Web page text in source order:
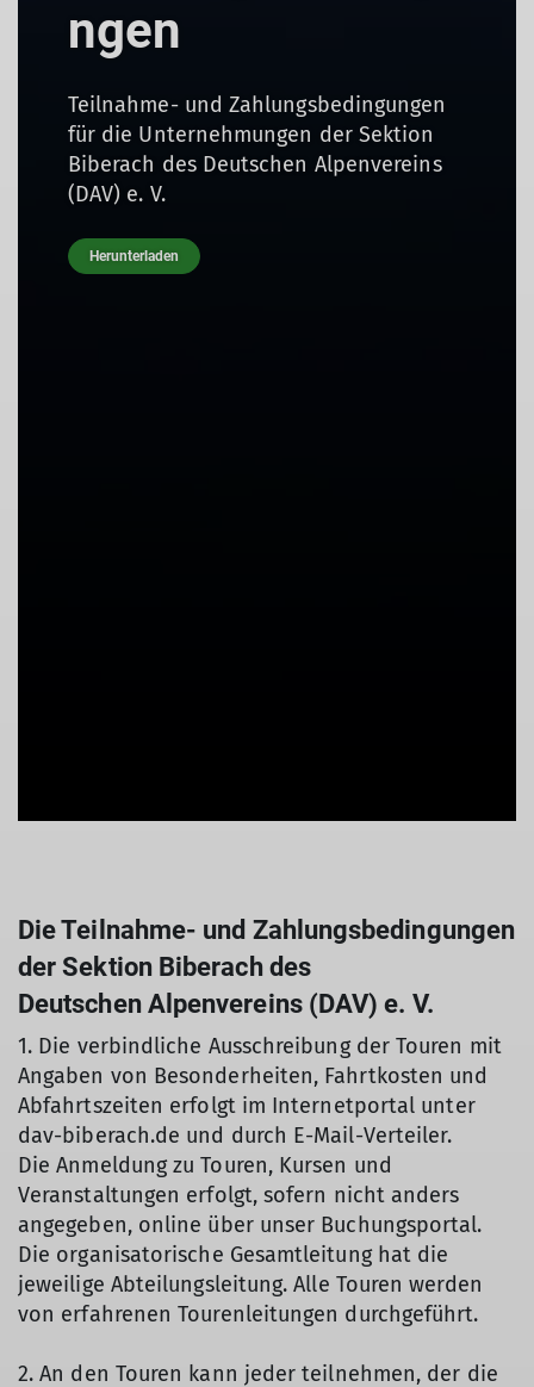
ngen
Teilnahme- und Zahlungsbedingungen
für die Unternehmungen der Sektion
Biberach des Deutschen Alpenvereins
(DAV) e. V.
Herunterladen
Die Teilnahme- und Zahlungsbedingungen
der Sektion Biberach des
Deutschen Alpenvereins (DAV) e. V.
1. Die verbindliche Ausschreibung der Touren mit
Angaben von Besonderheiten, Fahrtkosten und
Abfahrtszeiten erfolgt im Internetportal unter
dav-biberach.de und durch E-Mail-Verteiler.
Die Anmeldung zu Touren, Kursen und
Veranstaltungen erfolgt, sofern nicht anders
angegeben, online über unser Buchungsportal.
Die organisatorische Gesamtleitung hat die
jeweilige Abteilungsleitung. Alle Touren werden
von erfahrenen Tourenleitungen durchgeführt.
2. An den Touren kann jeder teilnehmen, der die